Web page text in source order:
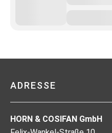
ADRESSE
HORN & COSIFAN GmbH